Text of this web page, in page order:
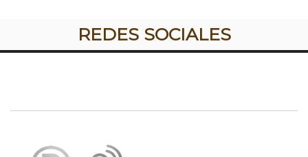
REDES SOCIALES